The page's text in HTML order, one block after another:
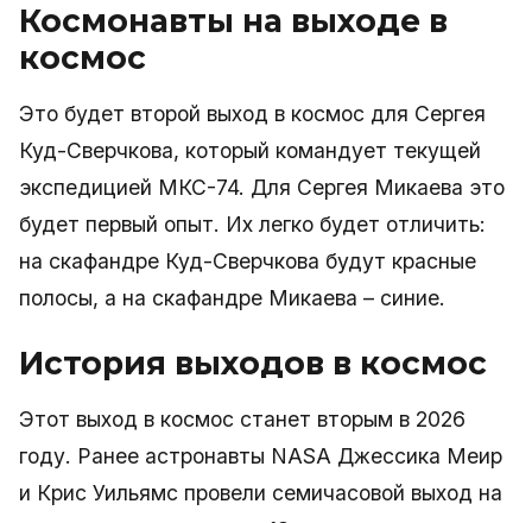
Космонавты на выходе в
космос
Это будет второй выход в космос для Сергея
Куд-Сверчкова, который командует текущей
экспедицией МКС-74. Для Сергея Микаева это
будет первый опыт. Их легко будет отличить:
на скафандре Куд-Сверчкова будут красные
полосы, а на скафандре Микаева – синие.
История выходов в космос
Этот выход в космос станет вторым в 2026
году. Ранее астронавты NASA Джессика Меир
и Крис Уильямс провели семичасовой выход на